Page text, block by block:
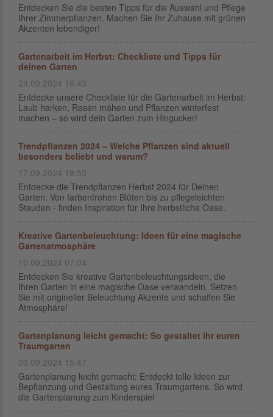
Entdecken Sie die besten Tipps für die Auswahl und Pflege
Ihrer Zimmerpflanzen. Machen Sie Ihr Zuhause mit grünen
Akzenten lebendiger!
Gartenarbeit im Herbst: Checkliste und Tipps für
deinen Garten
24.09.2024 16:43
Entdecke unsere Checkliste für die Gartenarbeit im Herbst:
Laub harken, Rasen mähen und Pflanzen winterfest
machen – so wird dein Garten zum Hingucker!
Trendpflanzen 2024 – Welche Pflanzen sind aktuell
besonders beliebt und warum?
17.09.2024 19:53
Entdecke die Trendpflanzen Herbst 2024 für Deinen
Garten. Von farbenfrohen Blüten bis zu pflegeleichten
Stauden - finden Inspiration für Ihre herbstliche Oase.
Kreative Gartenbeleuchtung: Ideen für eine magische
Gartenatmosphäre
10.09.2024 07:04
Entdecken Sie kreative Gartenbeleuchtungsideen, die
Ihren Garten in eine magische Oase verwandeln. Setzen
Sie mit origineller Beleuchtung Akzente und schaffen Sie
Atmosphäre!
Gartenplanung leicht gemacht: So gestaltet ihr euren
Traumgarten
03.09.2024 15:47
Gartenplanung leicht gemacht: Entdeckt tolle Ideen zur
Bepflanzung und Gestaltung eures Traumgartens. So wird
die Gartenplanung zum Kinderspiel